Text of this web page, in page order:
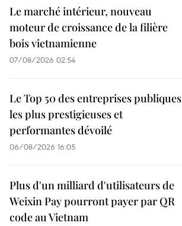
Le marché intérieur, nouveau
moteur de croissance de la filière
bois vietnamienne
07/08/2026 02:54
Le Top 50 des entreprises publiques
les plus prestigieuses et
performantes dévoilé
06/08/2026 16:05
Plus d'un milliard d'utilisateurs de
Weixin Pay pourront payer par QR
code au Vietnam